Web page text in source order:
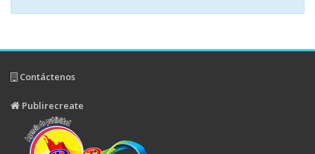
Contáctenos
Publirecreate